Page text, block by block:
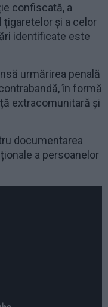
confiscată, a
și a celor
identificate este
urmărirea penală
în formă
extracomunitară și
documentarea
a persoanelor